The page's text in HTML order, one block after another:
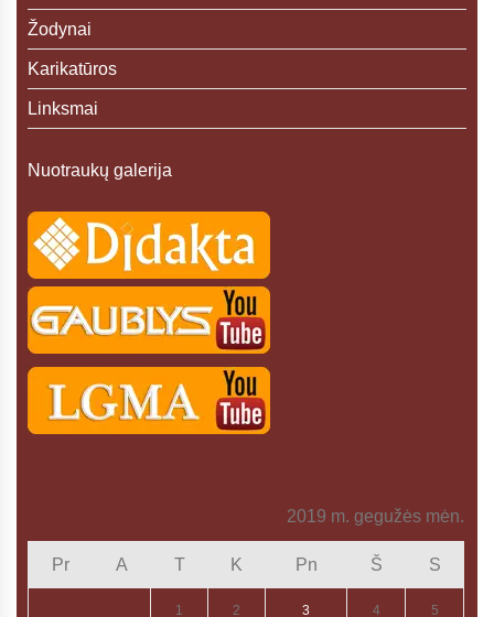
Žodynai
Karikatūros
Linksmai
Nuotraukų galerija
2019 m. gegužės mėn.
Pr A T K Pn Š S
1 2 3 4 5